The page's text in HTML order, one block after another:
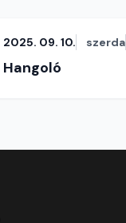
2025. 09. 10. szerda
Hangoló